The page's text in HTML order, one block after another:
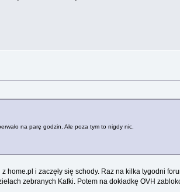
na parę godzin. Ale poza tym to nigdy nic.
i zaczęły się schody. Raz na kilka tygodni
zebranych Kafki. Potem na dokładkę OVH